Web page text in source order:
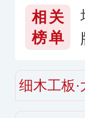
相关
榜单
细木工板·